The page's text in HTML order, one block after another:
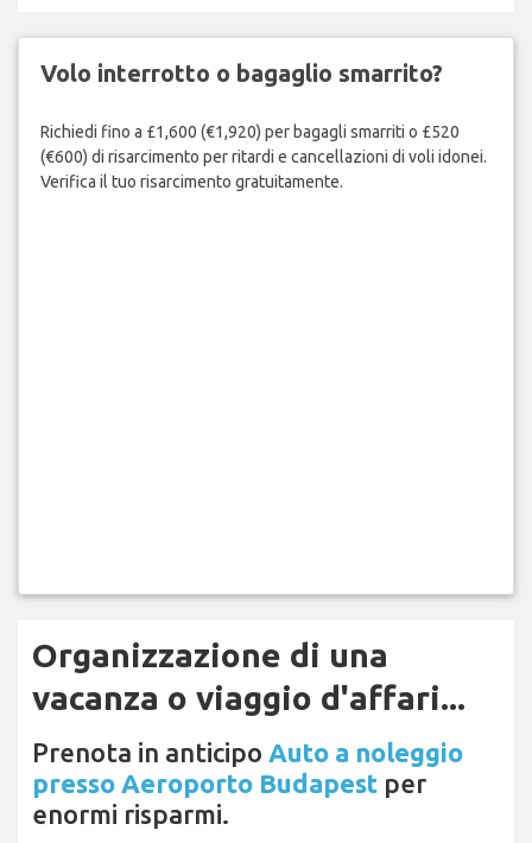
Volo interrotto o bagaglio smarrito?
Richiedi fino a £1,600 (€1,920) per bagagli smarriti o £520
(€600) di risarcimento per ritardi e cancellazioni di voli idonei.
Verifica il tuo risarcimento gratuitamente.
Organizzazione di una
vacanza o viaggio d'affari...
Prenota in anticipo Auto a noleggio
presso Aeroporto Budapest per
enormi risparmi.